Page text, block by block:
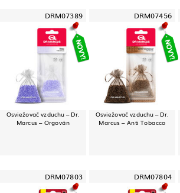
DRM07389
Osviežovač vzduchu – Dr.
Marcus – Orgován
DRM07456
Osviežovač vzduchu – Dr.
Marcus – Anti Tobacco
DRM07803 DRM07804